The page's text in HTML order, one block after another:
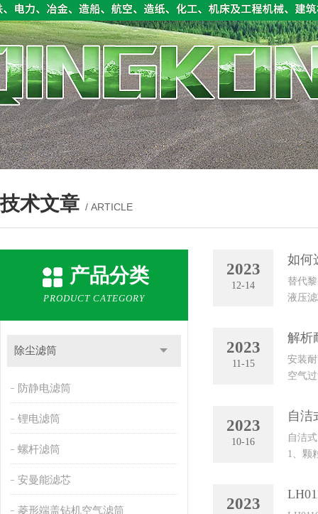
技术文章 / ARTICLE
产品分类
PRODUCT CATEGORY
除尘滤筒
防静电滤筒
锂电滤筒
螺杆滤筒
安曼能滤芯
菱形端盖钻机空气滤筒
2023
12-14
如何
替代
液压
2023
11-15
解析
安装
空气
2023
10-16
自洁
自洁
1、颗
2023